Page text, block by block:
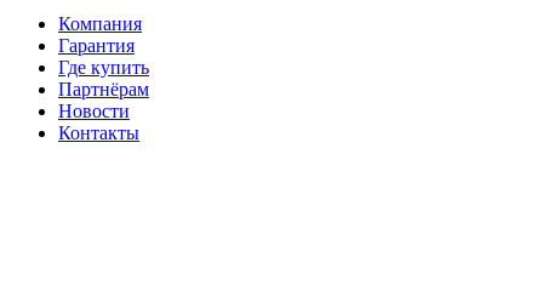
Компания
Гарантия
Где купить
Партнёрам
Новости
Контакты